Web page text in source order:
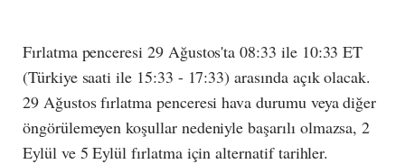
Fırlatma penceresi 29 Ağustos'ta 08:33 ile 10:33 ET
(Türkiye saati ile 15:33 - 17:33) arasında açık olacak.
29 Ağustos fırlatma penceresi hava durumu veya diğer
öngörülemeyen koşullar nedeniyle başarılı olmazsa, 2
Eylül ve 5 Eylül fırlatma için alternatif tarihler.